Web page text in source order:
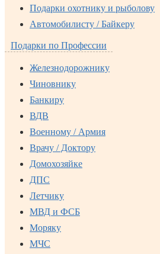
Подарки охотнику и рыболову
Автомобилисту / Байкеру
Подарки по Профессии
Железнодорожнику
Чиновнику
Банкиру
ВДВ
Военному / Армия
Врачу / Доктору
Домохозяйке
ДПС
Летчику
МВД и ФСБ
Моряку
МЧС